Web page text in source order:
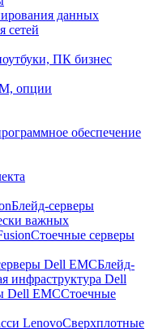
данных
сетей
ПК бизнес
опции
обеспечение
Блейд-серверы
важных
Стоечные серверы
Dell EMCБлейд-
инфраструктура Dell
Dell EMCСтоечные
LenovoСверхплотные